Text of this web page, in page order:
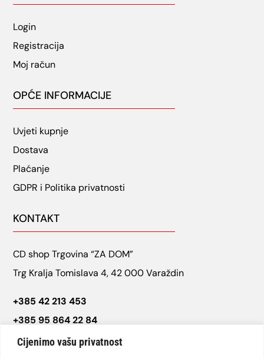
Cijenimo vašu privatnost
Login
Registracija
Moj račun
OPĆE INFORMACIJE
Uvjeti kupnje
Dostava
Plaćanje
GDPR i Politika privatnosti
KONTAKT
CD shop Trgovina “ZA DOM”
Trg Kralja Tomislava 4, 42 000 Varaždin
+385 42 213 453
+385 95 864 22 84
cdshop.varazdin@gmail.com